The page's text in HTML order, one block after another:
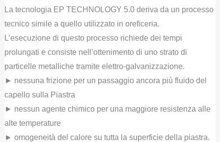
La tecnologia EP TECHNOLOGY 5.0 deriva da un processo
tecnico simile a quello utilizzato in oreficeria.
L’esecuzione di questo processo richiede dei tempi
prolungati e consiste nell’ottenimento di uno strato di
particelle metalliche tramite elettro-galvanizzazione.
► nessuna frizione per un passaggio ancora più fluido del
capello sulla Piastra
► nessun agente chimico per una maggiore resistenza alle
alte temperature
► omogeneità del calore su tutta la superficie della piastra.